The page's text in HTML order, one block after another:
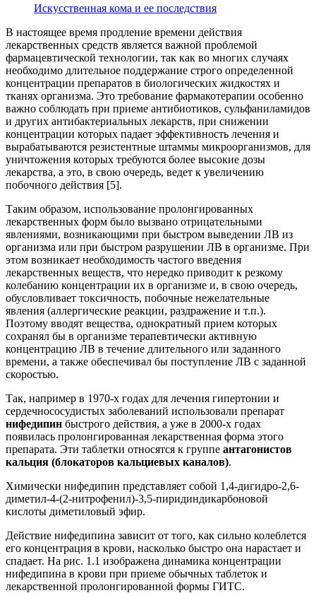
Искусственная кома и ее последствия
В настоящее время продление времени действия
лекарственных средств является важной проблемой
фармацевтической технологии, так как во многих случаях
необходимо длительное поддержание строго определенной
концентрации препаратов в биологических жидкостях и
тканях организма. Это требование фармакотерапии особенно
важно соблюдать при приеме антибиотиков, сульфаниламидов
и других антибактериальных лекарств, при снижении
концентрации которых падает эффективность лечения и
вырабатываются резистентные штаммы микроорганизмов, для
уничтожения которых требуются более высокие дозы
лекарства, а это, в свою очередь, ведет к увеличению
побочного действия [5].
Таким образом, использование пролонгированных
лекарственных форм было вызвано отрицательными
явлениями, возникающими при быстром выведении ЛВ из
организма или при быстром разрушении ЛВ в организме. При
этом возникает необходимость частого введения
лекарственных веществ, что нередко приводит к резкому
колебанию концентрации их в организме и, в свою очередь,
обусловливает токсичность, побочные нежелательные
явления (аллергические реакции, раздражение и т.п.).
Поэтому вводят вещества, однократный прием которых
сохранял бы в организме терапевтически активную
концентрацию ЛВ в течение длительного или заданного
времени, а также обеспечивал бы поступление ЛВ с заданной
скоростью.
Так, например в 1970-х годах для лечения гипертонии и
сердечнососудистых заболеваний использовали препарат
нифедипин быстрого действия, а уже в 2000-х годах
появилась пролонгированная лекарственная форма этого
препарата. Эти таблетки относятся к группе антагонистов
кальция (блокаторов кальциевых каналов).
Химически нифедипин представляет собой 1,4-дигидро-2,6-
диметил-4-(2-нитрофенил)-3,5-пиридиндикарбоновой
кислоты диметиловый эфир.
Действие нифедипина зависит от того, как сильно колеблется
его концентрация в крови, насколько быстро она нарастает и
спадает. На рис. 1.1 изображена динамика концентрации
нифедипина в крови при приеме обычных таблеток и
лекарственной пролонгированной формы ГИТС.